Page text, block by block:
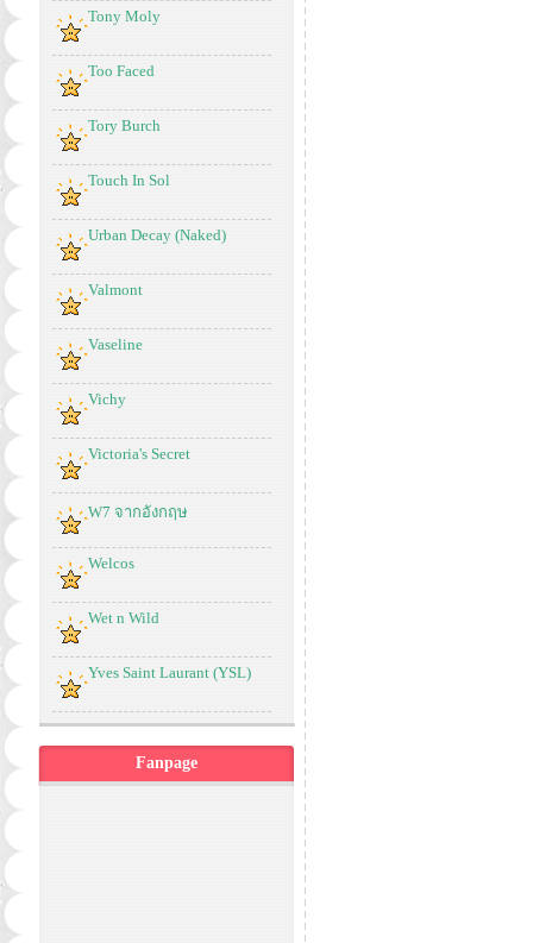
Tony Moly
Too Faced
Tory Burch
Touch In Sol
Urban Decay (Naked)
Valmont
Vaseline
Vichy
Victoria's Secret
W7 จากอังกฤษ
Welcos
Wet n Wild
Yves Saint Laurant (YSL)
Fanpage